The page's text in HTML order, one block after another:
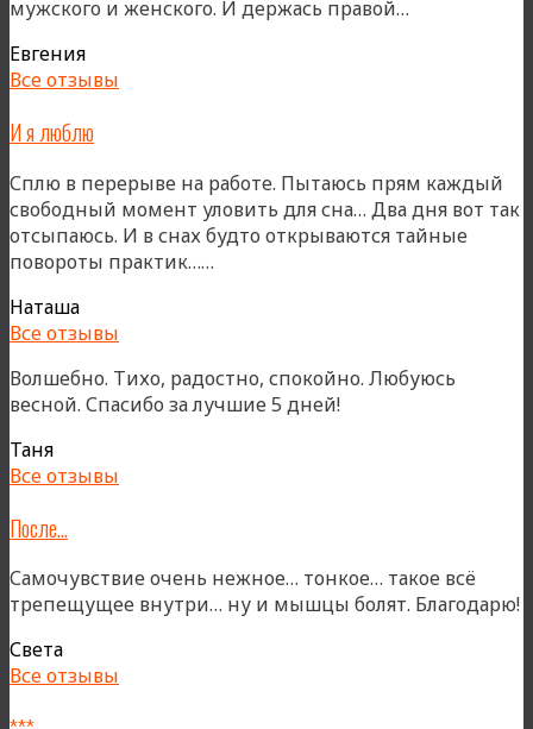
мужского и женского. И держась правой…
Евгения
Все отзывы
И я люблю
Сплю в перерыве на работе. Пытаюсь прям каждый
свободный момент уловить для сна… Два дня вот так
отсыпаюсь. И в снах будто открываются тайные
повороты практик……
Наташа
Все отзывы
Волшебно. Тихо, радостно, спокойно. Любуюсь
весной. Спасибо за лучшие 5 дней!
Таня
Все отзывы
После…
Самочувствие очень нежное… тонкое… такое всё
трепещущее внутри… ну и мышцы болят. Благодарю!
Света
Все отзывы